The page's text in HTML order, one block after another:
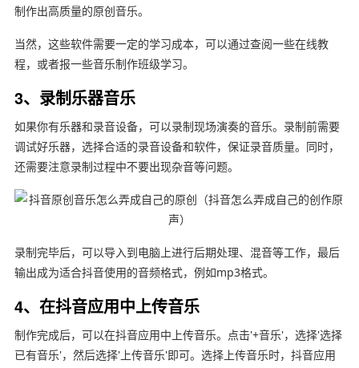
制作出高质量的原创音乐。
当然，这些软件需要一定的学习成本，可以通过查阅一些在线教
程，或者报一些音乐制作班级学习。
3、录制乐器音乐
如果你有乐器和录音设备，可以录制现场演奏的音乐。录制前需要
调试好乐器，选择合适的录音设备和软件，保证录音质量。同时，
还需要注意录制过程中不要出现杂音等问题。
录制完毕后，可以导入到电脑上进行后期处理、混音等工作，最后
输出成为适合抖音使用的音频格式，例如mp3格式。
4、在抖音应用中上传音乐
制作完成后，可以在抖音应用中上传音乐。点击'+音乐'，选择'选择
已有音乐'，然后选择'上传音乐'即可。选择上传音乐时，抖音应用